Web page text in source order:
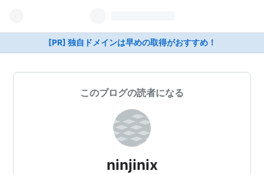
[PR] 独自ドメインは早めの取得がおすすめ！
このブログの読者になる
ninjinix